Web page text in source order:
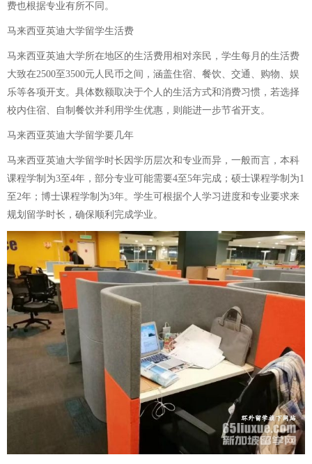
费也根据专业有所不同。
马来西亚英迪大学留学生活费
马来西亚英迪大学所在地区的生活费用相对亲民，学生每月的生活费
大致在2500至3500元人民币之间，涵盖住宿、餐饮、交通、购物、娱
乐等各项开支。具体数额取决于个人的生活方式和消费习惯，若选择
校内住宿、自制餐饮并利用学生优惠，则能进一步节省开支。
马来西亚英迪大学留学要几年
马来西亚英迪大学留学时长因学历层次和专业而异，一般而言，本科
课程学制为3至4年，部分专业可能需要4至5年完成；硕士课程学制为1
至2年；博士课程学制为3年。学生可根据个人学习进度和专业要求来
规划留学时长，确保顺利完成学业。